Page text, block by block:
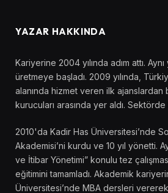
YAZAR HAKKINDA
Kariyerine 2004 yılında adım attı.
üretmeye başladı. 2009 yılında,
alanında hizmet veren ilk ajanslardan
kurucuları arasında yer aldı.
2010'da Kadir Has Üniversitesi’nde
Akademisi’ni kurdu ve 10 yıl yönetti.
ve İtibar Yönetimi” konulu tez
eğitimini tamamladı. Akademik
Üniversitesi’nde MBA dersleri